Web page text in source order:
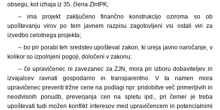
obsegu, kot izhaja iz 35. člena ZIntPK;
– ima projekt zaključeno finančno konstrukcijo oziroma so ob
upoštevanju virov po tem javnem razpisu zagotovljeni vsi ostali viri za
izvedbo celotnega projekta;
– bo pri porabi teh sredstev upošteval zakon, ki ureja javno naročanje, v
kolikor so izpolnjeni pogoji, določeni v zakonu;
– če upravičenec ni zavezanec za ZJN, mora pri izboru dobaviteljev in
izvajalcev ravnati gospodarno in transparentno. V ta namen mora
upravičenec preveriti tržne cene na podlagi npr. pridobitve več primerljivih in
neodvisnih ponudb, preverjanja cen na spletu ipd., pri čemer je treba
upoštevati tudi možen konflikt interesov med upravičencem in potencialnimi